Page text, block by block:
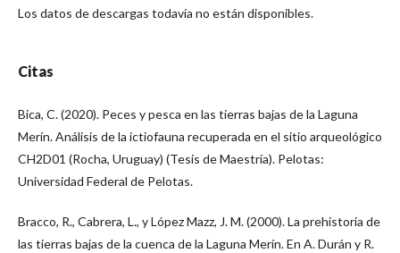
Los datos de descargas todavía no están disponibles.
Citas
Bica, C. (2020). Peces y pesca en las tierras bajas de la Laguna
Merín. Análisis de la ictiofauna recuperada en el sitio arqueológico
CH2D01 (Rocha, Uruguay) (Tesis de Maestría). Pelotas:
Universidad Federal de Pelotas.
Bracco, R., Cabrera, L., y López Mazz, J. M. (2000). La prehistoria de
las tierras bajas de la cuenca de la Laguna Merín. En A. Durán y R.